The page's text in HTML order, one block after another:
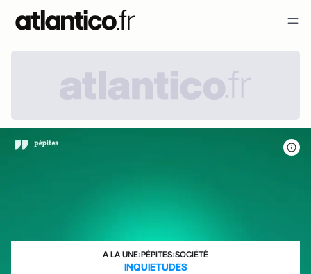
A LA UNE›PÉPITES›SOCIÉTÉ
INQUIETUDES